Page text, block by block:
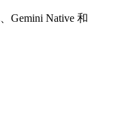
Gemini Native 和